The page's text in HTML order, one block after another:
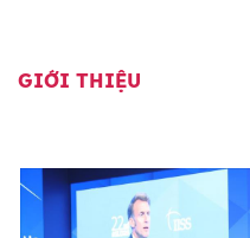
GIỚI THIỆU